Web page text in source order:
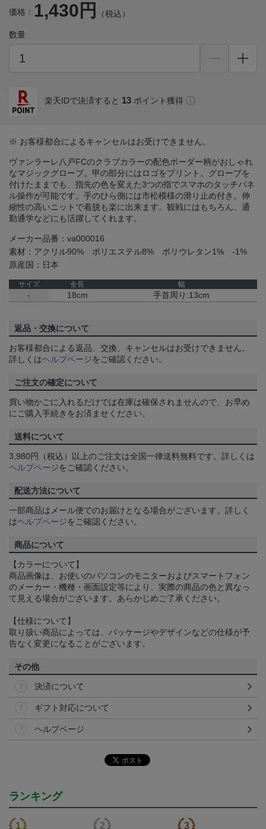
価格： 1,430円 （税込）
数量
楽天IDで決済すると 13 ポイント獲得
※ お客様都合によるキャンセルはお受けできません。
ヴァンラーレ八戸FCのクラブカラーの配色ボーダー柄がおしゃれ
なマジックグローブ。甲の部分にはロゴをプリント。グローブを
付けたままでも、指先の色を変えた3つの指でスマホのタッチパネ
ル操作が可能です。手のひら側には市松模様の滑り止め付き。伸
縮性の高いニットで着脱も楽に出来ます。観戦にはもちろん、通
勤通学などにも活躍してくれます。
メーカー品番：va000016
素材：アクリル90% ポリエステル8% ポリウレタン1% -1%
原産国：日本
サイズ 全長 幅
- 18cm 手首周り:13cm
返品・交換について
お客様都合による返品、交換、キャンセルはお受けできません。
詳しくはヘルプページをご確認ください。
ご注文の確定について
買い物かごに入れるだけでは在庫は確保されませんので、お早め
にご購入手続きをお済ませください。
送料について
3,980円（税込）以上のご注文は全国一律送料無料です。詳しくは
ヘルプページをご確認ください。
配送方法について
一部商品はメール便でのお届けとなる場合がございます。詳しく
はヘルプページをご確認ください。
商品について
【カラーについて】
商品画像は、お使いのパソコンのモニターおよびスマートフォン
のメーカー・機種・画面設定等により、実際の商品の色と異なっ
て見える場合がございます。あらかじめご了承ください。
【仕様について】
取り扱い商品によっては、パッケージやデザインなどの仕様が予
告なく変更になることがございます。
その他
決済について
ギフト対応について
ヘルプページ
ランキング